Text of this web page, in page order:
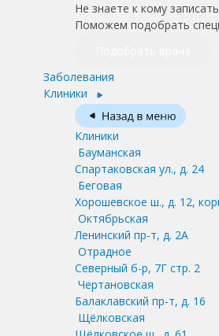
Не знаете к кому
Поможем подобрать
Заболевания
Клиники
Клиники
Бауманская
Спартаковская ул., д. 24
Беговая
Хорошевское ш., д. 12,
Октябрьская
Ленинский пр-т, д. 2А
Отрадное
Северный б-р, 7Г стр. 2
Чертановская
Балаклавский пр-т, д. 16
Щёлковская